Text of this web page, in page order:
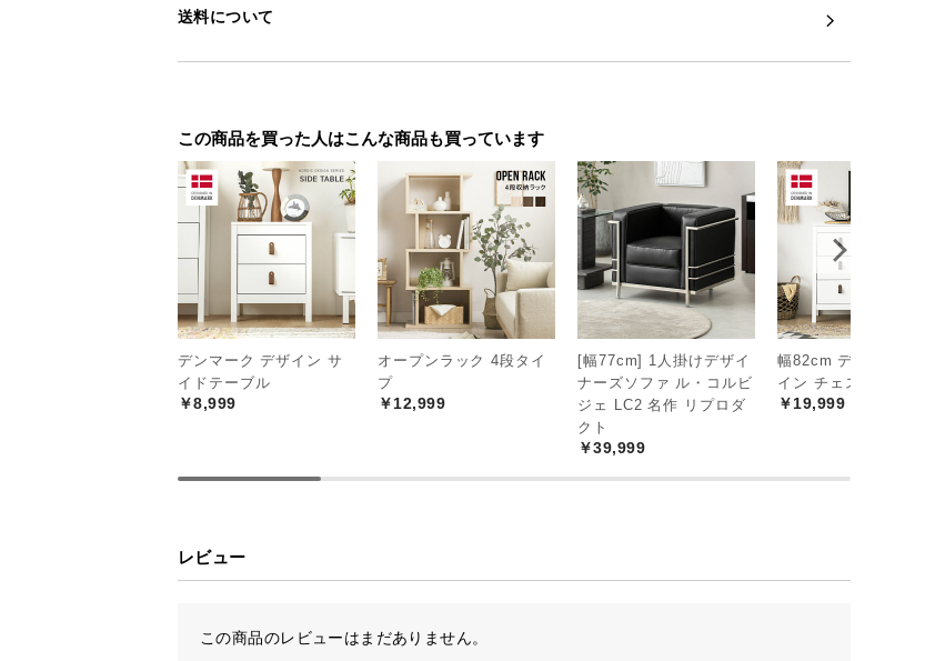
<
こだわりの日本クオリティ
巧な造りとなっています。
送料について
この商品を買った人はこんな商品も買っています
デンマーク デザイン サ
イドテーブル
￥8,999
オープンラック 4段タイ
プ
￥12,999
[幅77cm] 1人掛けデザイ
ナーズソファ ル・コルビ
ジェ LC2 名作 リプロダ
クト
￥39,999
幅82cm デンマーク デザ
イン チェスト
￥19,999
レビュー
この商品のレビューはまだありません。